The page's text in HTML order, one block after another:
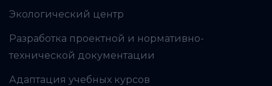
Экологический центр
Разработка проектной и нормативно-
технической документации
Адаптация учебных курсов